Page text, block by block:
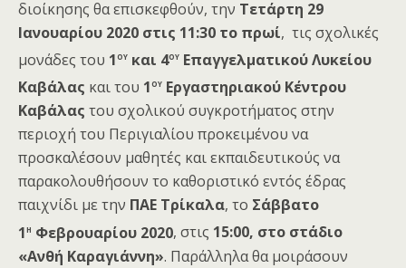
διοίκησης θα επισκεφθούν, την Τετάρτη 29
Ιανουαρίου 2020 στις 11:30 το πρωί, τις σχολικές
μονάδες του 1ου και 4ου Επαγγελματικού Λυκείου
Καβάλας και του 1ου Εργαστηριακού Κέντρου
Καβάλας του σχολικού συγκροτήματος στην
περιοχή του Περιγιαλίου προκειμένου να
προσκαλέσουν μαθητές και εκπαιδευτικούς να
παρακολουθήσουν το καθοριστικό εντός έδρας
παιχνίδι με την ΠΑΕ Τρίκαλα, το Σάββατο
1η Φεβρουαρίου 2020, στις 15:00, στο στάδιο
«Ανθή Καραγιάννη». Παράλληλα θα μοιράσουν